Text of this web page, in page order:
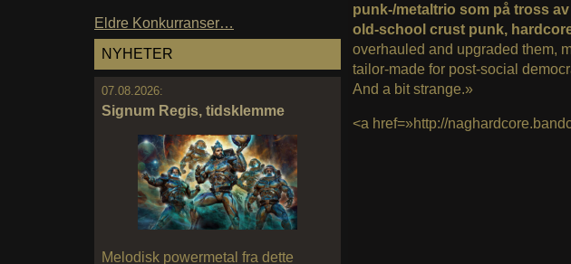
Eldre Konkurranser…
NYHETER
07.08.2026:
Signum Regis, tidsklemme
Melodisk powermetal fra dette
punk-/metaltrio som på tross
old-school crust punk,
overhauled and upgraded them,
tailor-made for post-social
And a bit strange.»
<a href=»http://